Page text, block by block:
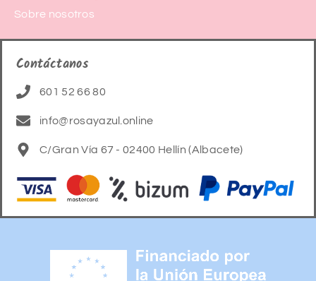
Sobre nosotros
Contáctanos
601 52 66 80
info@rosayazul.online
C/Gran Vía 67 - 02400 Hellín (Albacete)